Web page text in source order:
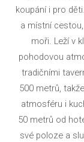
koupání i pro
a místní
moři. Leží v
pohodovou
tradičními
500 metrů,
atmosféru i
50 metrů od
své poloze a